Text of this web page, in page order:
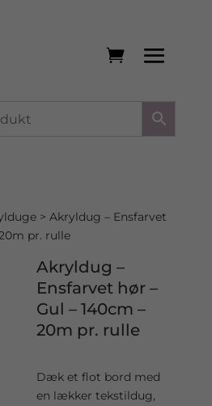
> Akryldug – Ensfarvet
pr. rulle
Akryldug –
Ensfarvet hør –
Gul – 140cm –
20m pr. rulle
Dæk et flot bord med
en lækker tekstildug,